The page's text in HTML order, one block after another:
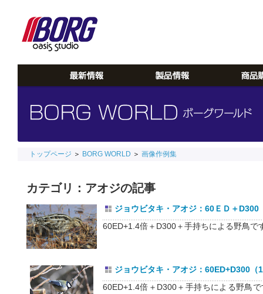
トップページ ＞ BORG WORLD ＞ 画像作例集
カテゴリ：アオジの記事
ジョウビタキ・アオジ：60ＥＤ＋D300
60ED+1.4倍＋D300＋手持ちによる野鳥で
ジョウビタキ・アオジ：60ED+D300（
60ED+1.4倍＋D300＋手持ちによる野鳥